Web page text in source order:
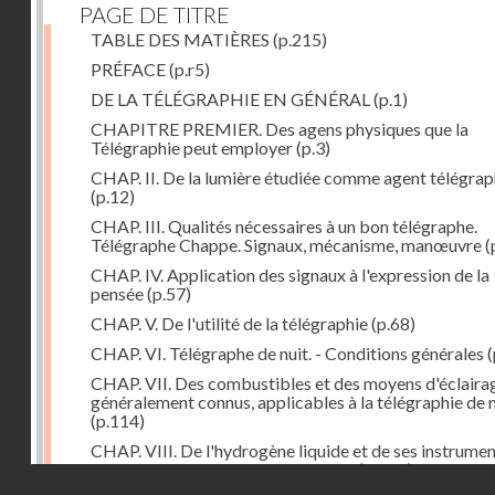
PAGE DE TITRE
TABLE DES MATIÈRES (p.215)
PRÉFACE(p.r5)
DE LA TÉLÉGRAPHIE EN GÉNÉRAL (p.1)
CHAPITRE PREMIER. Des agens physiques que la
Télégraphie peut employer(p.3)
CHAP. II. De la lumière étudiée comme agent
(p.12)
CHAP. III. Qualités nécessaires à un bon télégraphe.
Télégraphe Chappe. Signaux, mécanisme, manœuvre
CHAP. IV. Application des signaux à l'expression de la
pensée(p.57)
CHAP. V. De l'utilité de la télégraphie(p.68)
CHAP. VI. Télégraphe de nuit. - Conditions générales
CHAP. VII. Des combustibles et des moyens
généralement connus, applicables à la télégraphie de
(p.114)
CHAP. VIII. De l'hydrogène liquide et de ses
d'emploi dans la télégraphie de nuit(p.142)